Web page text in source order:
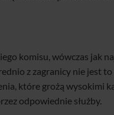
komisu, wówczas jak
z zagranicy nie jest
które grożą wysokimi
odpowiednie służby.